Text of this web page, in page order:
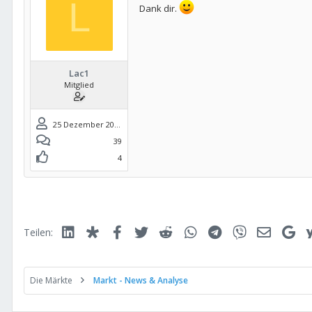
L
Lac1
Mitglied
39
4
Dank dir.
Teilen: Linked InDiasporaFacebook
Twitter Reddit WhatsAppTelegramViber E-Mail
Die Märkte Markt - News & Analyse